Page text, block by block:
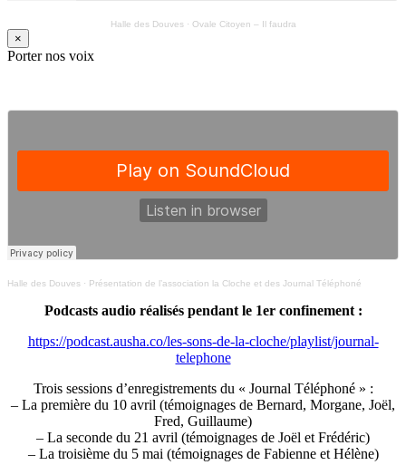
Halle des Douves· Ovale Citoyen – Il faudra
×
Porter nos voix
Halle des Douves · Présentation de l’association la Cloche et des Journal Téléphoné
Podcasts audio réalisés pendant le 1er confinement :
https://podcast.ausha.co/les-sons-de-la-cloche/playlist/journal-
telephone
Trois sessions d’enregistrements du « Journal Téléphoné » :
– La première du 10 avril (témoignages de Bernard, Morgane, Joël,
Fred, Guillaume)
– La seconde du 21 avril (témoignages de Joël et Frédéric)
– La troisième du 5 mai (témoignages de Fabienne et Hélène)